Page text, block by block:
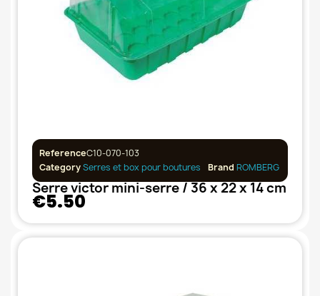
ReferenceC10-070-103
CategorySerres et box pour boutures Brand ROMBERG
Serre victor mini-serre / 36 x 22 x 14 cm
€5.50